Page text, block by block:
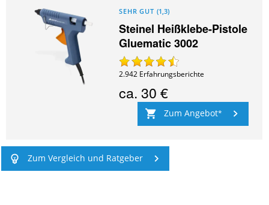
SEHR GUT (1,3)
Steinel Heißklebe-Pistole
Gluematic 3002
2.942 Erfahrungsberichte
ca.30 €
Zum Angebot
Zum Vergleich und Ratgeber